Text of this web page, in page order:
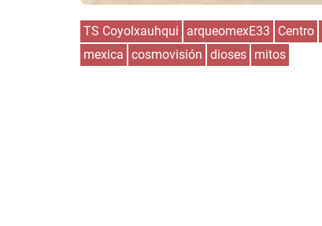
TS Coyolxauhqui arqueomexE33 Centro
mexica cosmovisión dioses mitos